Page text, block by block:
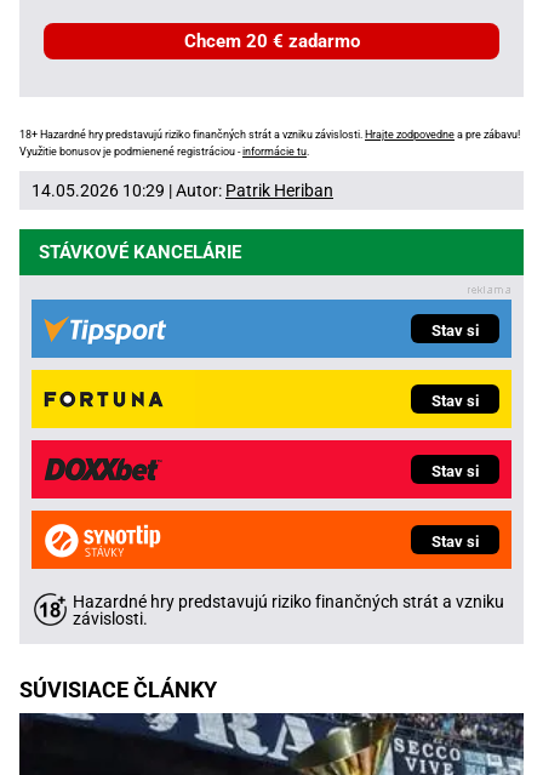
Chcem 20 € zadarmo
18+ Hazardné hry predstavujú riziko finančných strát a vzniku závislosti. Hrajte zodpovedne a pre zábavu!
Využitie bonusov je podmienené registráciou -informácie tu
14.05.2026 10:29 | Autor: Patrik Heriban
STÁVKOVÉ KANCELÁRIE
Stav si
Stav si
Stav si
Stav si
Hazardné hry predstavujú riziko finančných strát a vzniku
závislosti.
SÚVISIACE ČLÁNKY